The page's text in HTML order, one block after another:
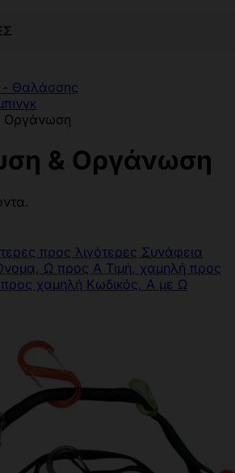
- Θαλάσσης
Οργάνωση
& Οργάνωση
προς λιγότερες Συνάφεια
Ω προς Α Τιμή, χαμηλή προς
χαμηλή Κωδικός, Α με Ω